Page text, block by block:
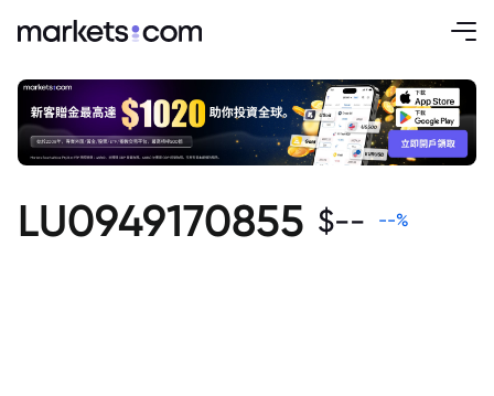
LU0949170855 $-- --%